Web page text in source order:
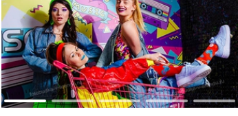
возможность адаптации под любой интерьер и
тематику. Сделайте ваш праздник особенным и
оставьте яркие воспоминания у гостей с нашей
арендой Фотозоны Воздушный Шар.